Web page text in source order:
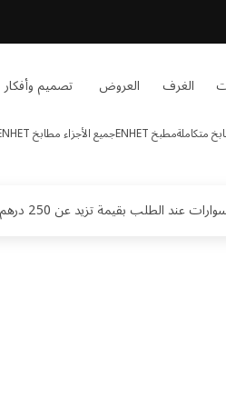
الغرف العروض تصميم وأفكار
متكاملةمطبخ ENHET جميع الأجزاء مطابخ ENHET
بقيمة تزيد عن 250 درهم. *تطبق الشروط والأحكام